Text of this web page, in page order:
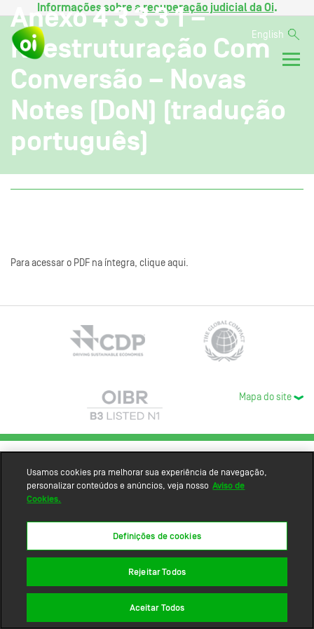
Informações sobre a recuperação judicial da Oi.
English
Anexo 4 3 3 3 1 –
Reestruturação Com
Conversão – Novas
Notes (DoN) (tradução
português)
Para acessar o PDF na íntegra, clique aqui.
Mapa do site
Usamos cookies pra melhorar sua experiência de navegação,
personalizar conteúdos e anúncios, veja nosso Aviso de
Cookies.
Definições de cookies
Rejeitar Todos
Aceitar Todos